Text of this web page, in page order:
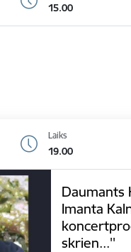
15.00
Laiks
19.00
Daumants
Imanta
skrien...''